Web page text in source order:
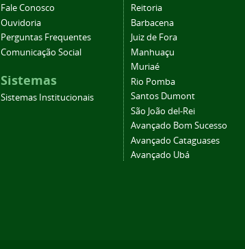
Fale Conosco
Ouvidoria
Perguntas Frequentes
Comunicação Social
Sistemas
Sistemas Institucionais
Reitoria
Barbacena
Juiz de Fora
Manhuaçu
Muriaé
Rio Pomba
Santos Dumont
São João del-Rei
Avançado Bom Sucesso
Avançado Cataguases
Avançado Ubá